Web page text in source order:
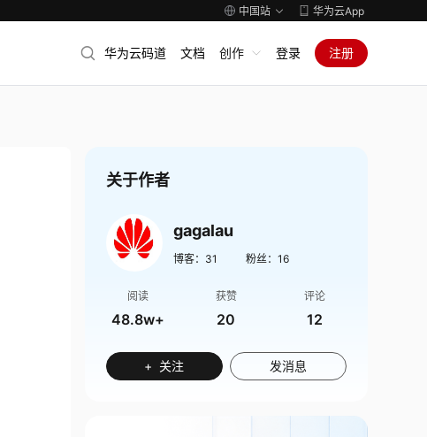
中国站 华为云App
华为云码道 文档 创作 登录 注册
关于作者
gagalau
博客： 31 粉丝： 16
阅读
48.8w+
获赞
20
评论
12
+ 关注 发消息